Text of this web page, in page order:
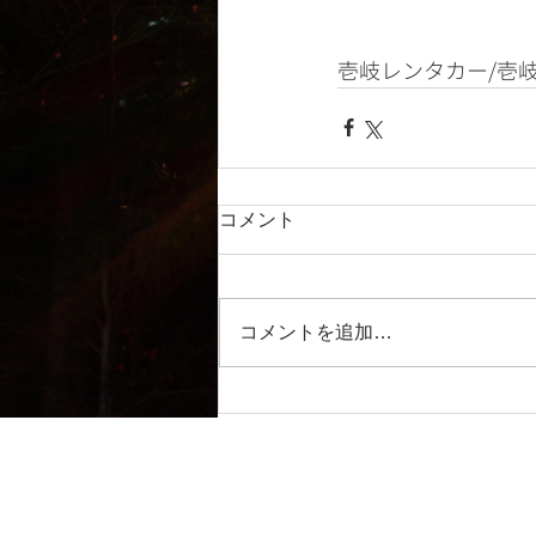
壱岐レンタカー/壱
コメント
コメントを追加…